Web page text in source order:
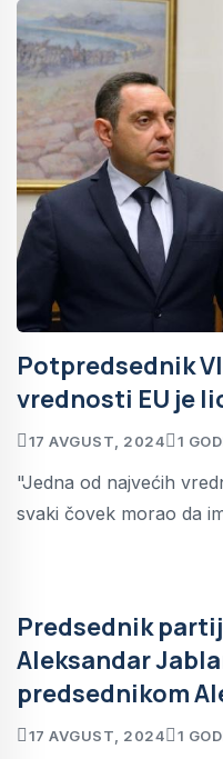
Potpredsednik
vrednosti EU je
17 AVGUST, 2024 1
"Jedna od najvećih
svaki čovek morao da
Predsednik
Aleksandar
predsednikom
17 AVGUST, 2024 1